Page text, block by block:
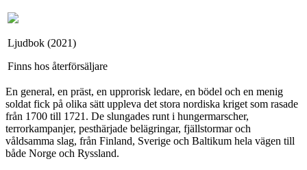
Ljudbok (2021)
Finns hos återförsäljare
En general, en präst, en upprorisk ledare, en bödel och en menig
soldat fick på olika sätt uppleva det stora nordiska kriget som rasade
från 1700 till 1721. De slungades runt i hungermarscher,
terrorkampanjer, pesthärjade belägringar, fjällstormar och
våldsamma slag, från Finland, Sverige och Baltikum hela vägen till
både Norge och Ryssland.